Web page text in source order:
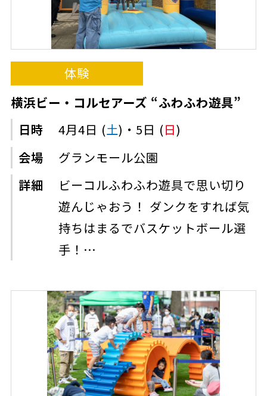
体験
横浜ビー・コルセアーズ “ふわふわ遊具”
日時 4月4日 (土)・5日 (日)
会場
グランモール公園
詳細
ビーコルふわふわ遊具で思い切り
遊んじゃおう！ ダンクをすれば気
持ちはまるでバスケットボール選
手！…